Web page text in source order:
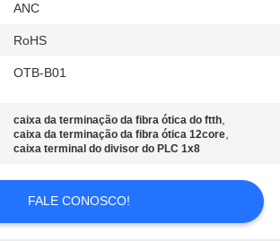
ANC
RoHS
OTB-B01
caixa da terminação da fibra ótica do ftth,
caixa da terminação da fibra ótica 12core,
caixa terminal do divisor do PLC 1x8
FALE CONOSCO!